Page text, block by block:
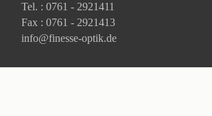
Tel. : 0761 - 2921411
Fax : 0761 - 2921413
info@finesse-optik.de